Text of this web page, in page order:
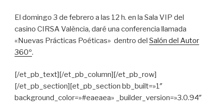
El domingo 3 de febrero a las 12 h. en la Sala VIP del
casino CIRSA València, daré una conferencia llamada
«Nuevas Prácticas Poéticas» dentro del Salón del Autor
360º.
[/et_pb_text][/et_pb_column][/et_pb_row]
[/et_pb_section][et_pb_section bb_built=»1″
background_color=»#eaeaea» _builder_version=»3.0.94″